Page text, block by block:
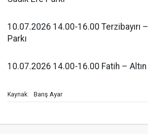
10.07.2026 14.00-16.00 Terzibayırı
Parkı
10.07.2026 14.00-16.00 Fatih – Altın
Kaynak: Barış Ayar